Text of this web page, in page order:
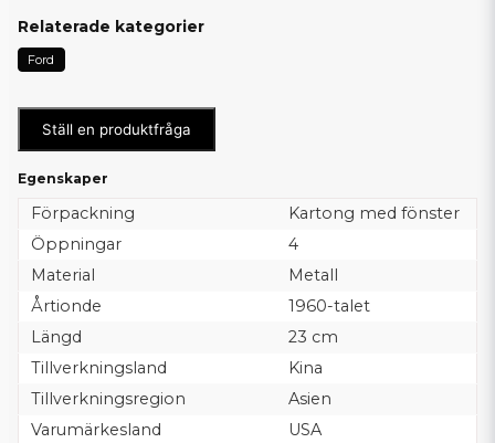
Relaterade kategorier
Ford
Ställ en produktfråga
Egenskaper
Förpackning
Kartong med fönster
Öppningar
4
Material
Metall
Årtionde
1960-talet
Längd
23 cm
Tillverkningsland
Kina
Tillverkningsregion
Asien
Varumärkesland
USA